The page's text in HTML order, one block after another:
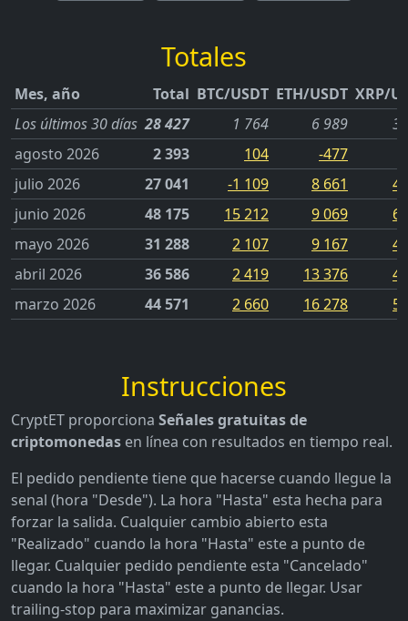
Totales
Mes, año Total BTC/USDT ETH/USDT XRP/
Los últimos 30 días 28 427 1 764 6 989
3
agosto 2026
2 393 104 -477
julio 2026
27 041 -1 109 8 661
4
junio 2026
48 175 15 212 9 069
6
mayo 2026
31 288 2 107 9 167
4
abril 2026
36 586 2 419 13 376
4
marzo 2026
44 571 2 660 16 278 5
Instrucciones
CryptET proporciona Señales gratuitas de
criptomonedas en línea con resultados en tiempo real.
El pedido pendiente tiene que hacerse cuando llegue la
senal (hora "Desde"). La hora "Hasta" esta hecha para
forzar la salida. Cualquier cambio abierto esta
"Realizado" cuando la hora "Hasta" este a punto de
llegar. Cualquier pedido pendiente esta "Cancelado"
cuando la hora "Hasta" este a punto de llegar. Usar
trailing-stop para maximizar ganancias.